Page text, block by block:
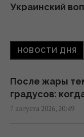
Украинский
украинской
Бандеры"
15:08 пятница, 07
НОВОСТИ ДНЯ
После жары
градусов:
7 августа 2026, 20:49